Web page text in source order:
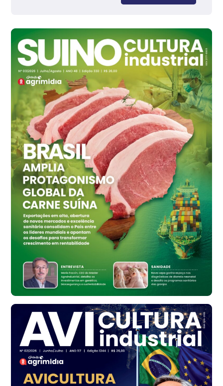
cx
Ovo Branco - Regional
Branco
R$ 145,34
cx
Ovo Vermelho - Regional
Grande São Paulo (SP)
R$ 155,59
cx
Ovo Vermelho - Regional
Vermelho
R$ 159,31
cx
Ovo Branco - Regional
Bastos (SP)
R$ 134,42
cx
Ovo Vermelho - Regional
Bastos (SP)
R$ 148,56
cx
Frango - Indicador
R$ 7,16
kg
Frango - Indicador
SP
R$ 7,18